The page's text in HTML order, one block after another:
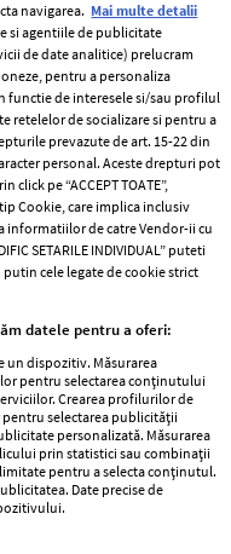
de Moda
2015
Alexander McQueen,
la Paris Fashion
navigarea. Mai multe detalii
si agentiile de publicitate
de date analitice) prelucram
pentru a personaliza
de interesele si/sau profilul
retelelor de socializare si pentru a
prevazute de art. 15-22 din
personal. Aceste drepturi pot
click pe “ACCEPT TOATE”,
Cookie, care implica inclusiv
informatiilor de catre Vendor-ii cu
SETARILE INDIVIDUAL” puteti
cele legate de cookie strict
datele pentru a oferi:
un dispozitiv. Măsurarea
pentru selectarea conținutului
Crearea profilurilor de
selectarea publicității
personalizată. Măsurarea
prin statistici sau combinații
pentru a selecta conținutul.
Date precise de